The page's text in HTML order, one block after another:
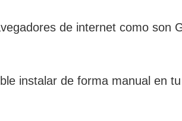
de internet como son
instalar de forma manual en tu